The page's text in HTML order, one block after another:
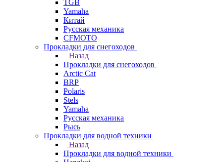
TGB
Yamaha
Китай
Русская механика
СFMOTO
Прокладки для снегоходов
Назад
Прокладки для снегоходов
Arctic Cat
BRP
Polaris
Stels
Yamaha
Русская механика
Рысь
Прокладки для водной техники
Назад
Прокладки для водной техники